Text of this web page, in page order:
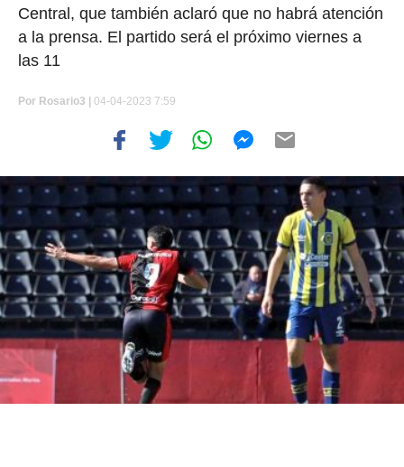
Central, que también aclaró que no habrá atención
a la prensa. El partido será el próximo viernes a
las 11
Por Rosario3 | 04-04-2023 7:59